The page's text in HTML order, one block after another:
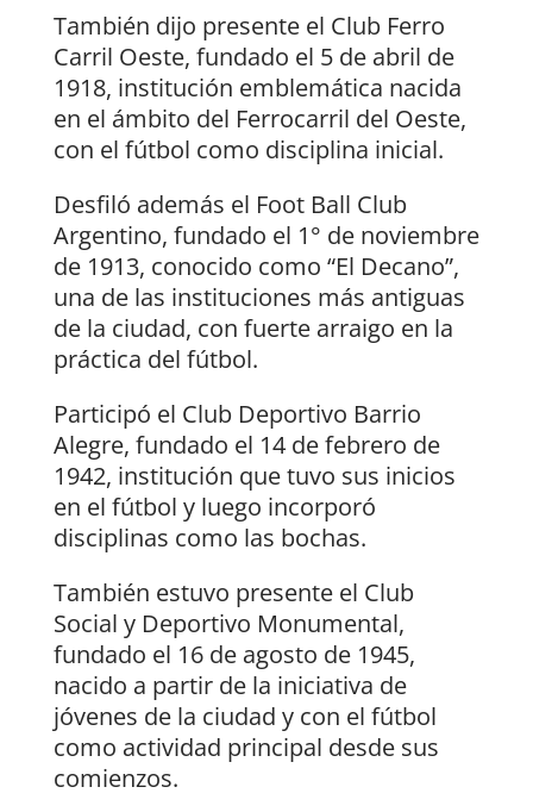
También dijo presente el Club Ferro
Carril Oeste, fundado el 5 de abril de
1918, institución emblemática nacida
en el ámbito del Ferrocarril del Oeste,
con el fútbol como disciplina inicial.
Desfiló además el Foot Ball Club
Argentino, fundado el 1° de noviembre
de 1913, conocido como “El Decano”,
una de las instituciones más antiguas
de la ciudad, con fuerte arraigo en la
práctica del fútbol.
Participó el Club Deportivo Barrio
Alegre, fundado el 14 de febrero de
1942, institución que tuvo sus inicios
en el fútbol y luego incorporó
disciplinas como las bochas.
También estuvo presente el Club
Social y Deportivo Monumental,
fundado el 16 de agosto de 1945,
nacido a partir de la iniciativa de
jóvenes de la ciudad y con el fútbol
como actividad principal desde sus
comienzos.